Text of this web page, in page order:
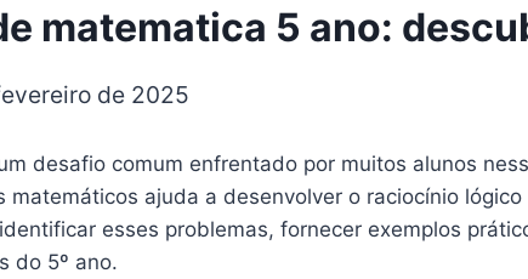
matematica 5 ano:
de 2025
desafio comum enfrentado por muitos alunos
ajuda a desenvolver o raciocínio
esses problemas, fornecer exemplos
do 5º ano.